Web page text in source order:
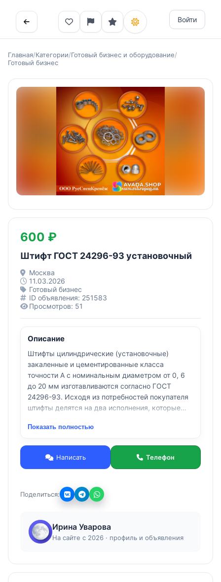
Войти
Главная/Категории/Готовый бизнес и оборудование/
Готовый бизнес
600 ₽
Штифт ГОСТ 24296-93 установочный
Москва
11.03.2026
Готовый бизнес
ID объявления: 251583
Просмотров: 51
Описание
Штифты цилиндрические (установочные)
закаленные и цементированные класса
точности А с номинальным диаметром от 0, 6
до 20 мм изготавливаются согласно ГОСТ
24296-93. Исходя из потребностей покупателя
штифты делятся на два исполнения, которые
Установочные штифты поставляют без
коррозии. Принимаем заявки на изготовление
любого крепежа по ГОСТ. Вся продукция
Показать полностью
Написать Телефон
Поделиться:
Ирина Уварова
На сайте с 2026 · профиль и объявления